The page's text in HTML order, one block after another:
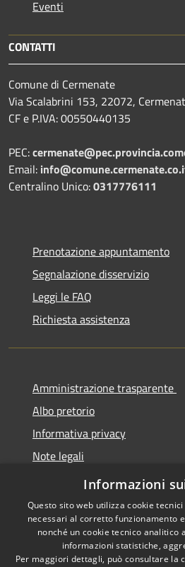
Eventi
CONTATTI
Comune di Cermenate
Via Scalabrini 153, 22072,
CF e P.IVA: 00550440135
PEC:
Email:
Centralino Unico:0317776111
Prenotazione appuntamento
Segnalazione disservizio
Leggi le FAQ
Richiesta assistenza
Amministrazione trasparente
Albo pretorio
Informativa privacy
Note legali
Dichiarazione di accessibilità
Informazioni
Questo sito web utilizza cookie
necessari al corretto funzionamento
nonché un cookie tecnico analitico
informazioni statistiche,
Per maggiori dettagli, può consultare la